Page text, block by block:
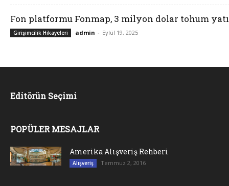
Fon platformu Fonmap, 3 milyon dolar tohum
Girişimcilik Hikayeleri admin - Eylül 19, 2025
Editörün Seçimi
POPÜLER MESAJLAR
Amerika Alışveriş Rehberi
Alışveriş Temmuz 2, 2016